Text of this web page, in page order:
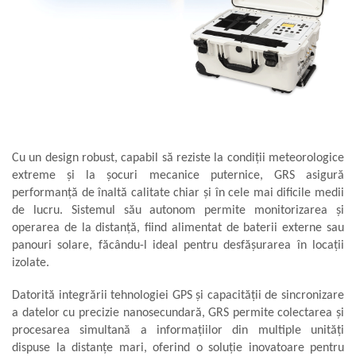
Cu un design robust, capabil să reziste la condiții meteorologice
extreme și la șocuri mecanice puternice, GRS asigură
performanță de înaltă calitate chiar și în cele mai dificile medii
de lucru. Sistemul său autonom permite monitorizarea și
operarea de la distanță, fiind alimentat de baterii externe sau
panouri solare, făcându-l ideal pentru desfășurarea în locații
izolate.
Datorită integrării tehnologiei GPS și capacității de sincronizare
a datelor cu precizie nanosecundară, GRS permite colectarea și
procesarea simultană a informațiilor din multiple unități
dispuse la distanțe mari, oferind o soluție inovatoare pentru